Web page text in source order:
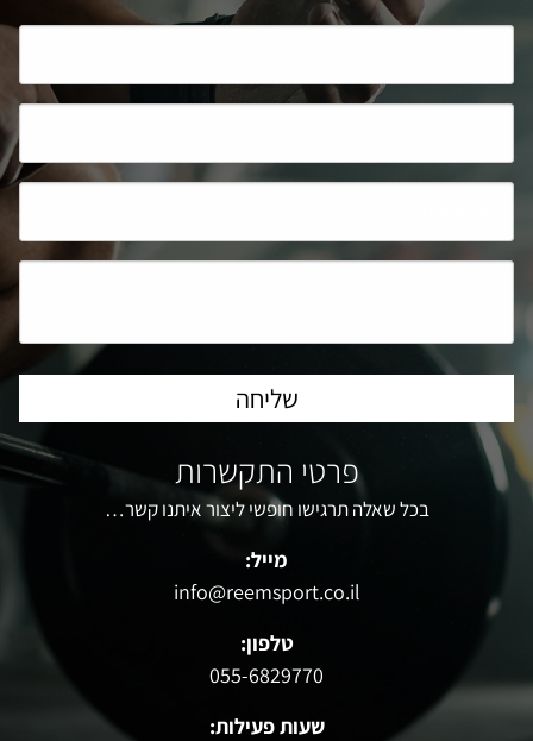
פרטי התקשרות
בכל שאלה תרגישו חופשי ליצור איתנו קשר…
מייל:
info@reemsport.co.il
טלפון:
055-6829770
שעות פעילות: